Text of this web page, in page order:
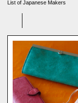
List of Japanese Makers